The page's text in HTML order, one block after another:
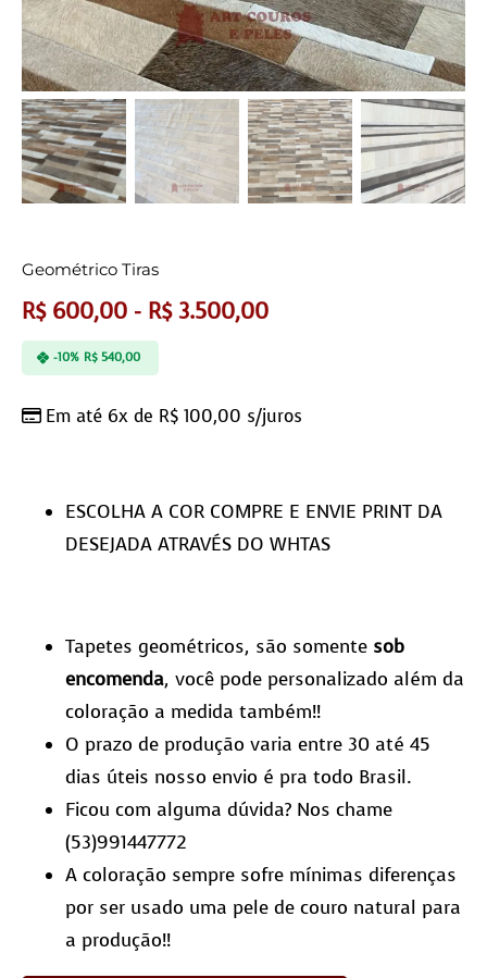
Geométrico Tiras
R$600,00 - R$3.500,00
Em até 6x de R$ 100,00 s/juros
-10% R$540,00
ESCOLHA A COR COMPRE E ENVIE PRINT DA
DESEJADA ATRAVÉS DO WHTAS
Tapetes geométricos, são somente sob
encomenda, você pode personalizado além da
coloração a medida também!!
O prazo de produção varia entre 30 até 45
dias úteis nosso envio é pra todo Brasil.
Ficou com alguma dúvida? Nos chame
(53)991447772
A coloração sempre sofre mínimas diferenças
por ser usado uma pele de couro natural para
a produção!!